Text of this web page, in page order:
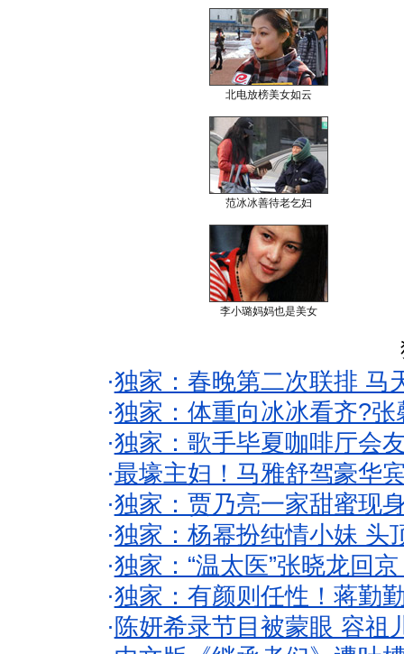
北电放榜美女如云
范冰冰善待老乞妇
李小璐妈妈也是美女
·独家：春晚第二次联排 马
·独家：体重向冰冰看齐?
·独家：歌手毕夏咖啡厅会
·最壕主妇！马雅舒驾豪华
·独家：贾乃亮一家甜蜜现
·独家：杨幂扮纯情小妹 头
·独家：“温太医”张晓龙回
·独家：有颜则任性！蒋勤
· 陈妍希录节目被蒙眼 容祖